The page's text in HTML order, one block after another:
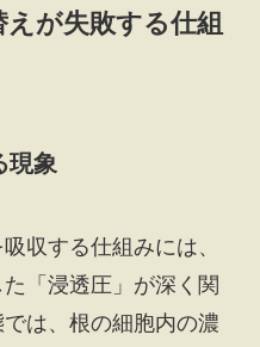
が失敗する仕組
現象
収する仕組みには、
「浸透圧」が深く関
は、根の細胞内の濃